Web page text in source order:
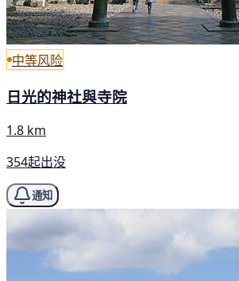
中等风险
日光的神社與寺院
1.8 km
354起出没
通知